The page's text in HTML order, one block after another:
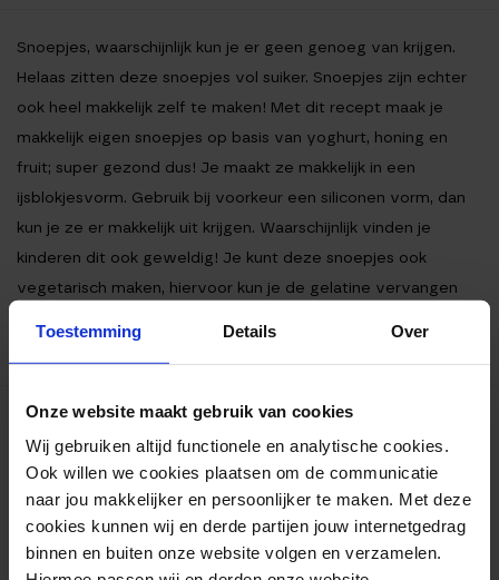
Toestemming Details Over
Onze website maakt gebruik van cookies
Wij gebruiken altijd functionele en analytische cookies.
Ook willen we cookies plaatsen om de communicatie
naar jou makkelijker en persoonlijker te maken. Met deze
cookies kunnen wij en derde partijen jouw internetgedrag
binnen en buiten onze website volgen en verzamelen.
Snoepjes, waarschijnlijk kun je er geen genoeg van krijgen.
Helaas zitten deze snoepjes vol suiker. Snoepjes zijn echter
ook heel makkelijk zelf te maken! Met dit recept maak je
makkelijk eigen snoepjes op basis van yoghurt, honing en
fruit; super gezond dus! Je maakt ze makkelijk in een
ijsblokjesvorm. Gebruik bij voorkeur een siliconen vorm, dan
kun je ze er makkelijk uit krijgen. Waarschijnlijk vinden je
kinderen dit ook geweldig! Je kunt deze snoepjes ook
vegetarisch maken, hiervoor kun je de gelatine vervangen
Bereiding
Voedingswaarden
INGREDIËNTEN